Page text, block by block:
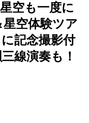
空も一度に
空体験ツア
記念撮影付
線演奏も！